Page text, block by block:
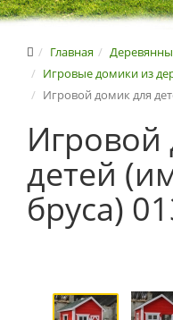
Главная
Игровые домики из
Игровой домик для
Игровой
детей
бруса)